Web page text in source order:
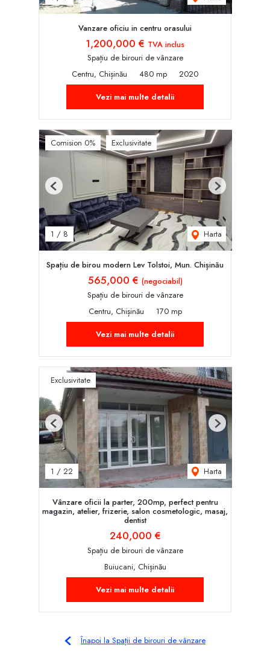
Vanzare oficiu in centru orasului
1,200,000 € TVA inclus
Spațiu de birouri de vânzare
Centru, Chișinău
480 mp
2020
Vezi mai multe detalii
Comision 0% Exclusivitate
1 / 8 Harta
Previous Next
Spațiu de birou modern Lev Tolstoi, Mun. Chișinău
565,000 € (negociabil)
Spațiu de birouri de vânzare
Centru, Chișinău
170 mp
Vezi mai multe detalii
Exclusivitate
1 / 22 Harta
Previous Next
Vânzare oficii la parter, 200mp, perfect pentru
magazin, atelier, frizerie, salon cosmetologic, masaj,
dentist
240,000 €
Spațiu de birouri de vânzare
Buiucani, Chișinău
Vezi mai multe detalii
Înapoi la Spații de birouri de vânzare